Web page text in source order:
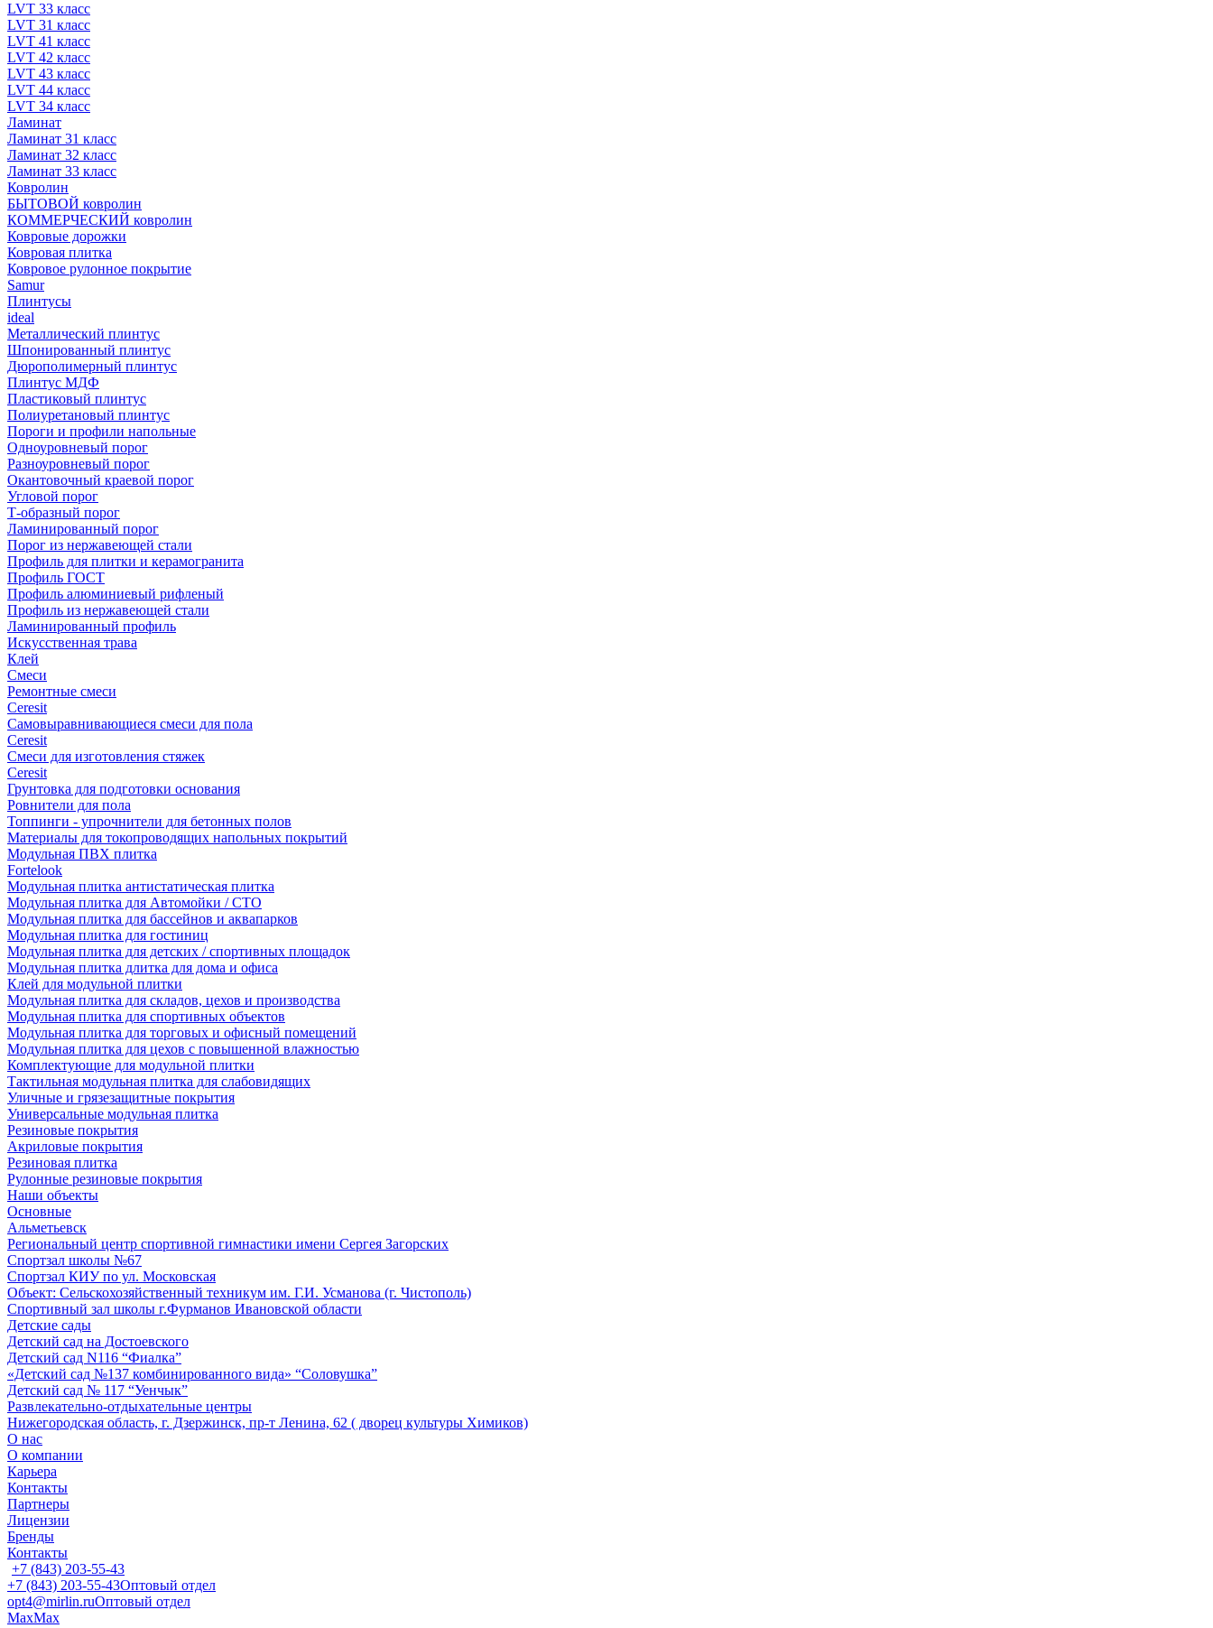
LVT 33 класс
LVT 31 класс
LVT 41 класс
LVT 42 класс
LVT 43 класс
LVT 44 класс
LVT 34 класс
Ламинат
Ламинат 31 класс
Ламинат 32 класс
Ламинат 33 класс
Ковролин
БЫТОВОЙ ковролин
КОММЕРЧЕСКИЙ ковролин
Ковровые дорожки
Ковровая плитка
Ковровое рулонное покрытие
Samur
Плинтусы
ideal
Металлический плинтус
Шпонированный плинтус
Дюрополимерный плинтус
Плинтус МДФ
Пластиковый плинтус
Полиуретановый плинтус
Пороги и профили напольные
Одноуровневый порог
Разноуровневый порог
Окантовочный краевой порог
Угловой порог
Т-образный порог
Ламинированный порог
Порог из нержавеющей стали
Профиль для плитки и керамогранита
Профиль ГОСТ
Профиль алюминиевый рифленый
Профиль из нержавеющей стали
Ламинированный профиль
Искусственная трава
Клей
Смеси
Ремонтные смеси
Ceresit
Самовыравнивающиеся смеси для пола
Ceresit
Смеси для изготовления стяжек
Ceresit
Грунтовка для подготовки основания
Ровнители для пола
Топпинги - упрочнители для бетонных полов
Материалы для токопроводящих напольных покрытий
Модульная ПВХ плитка
Fortelook
Модульная плитка антистатическая плитка
Модульная плитка для Автомойки / СТО
Модульная плитка для бассейнов и аквапарков
Модульная плитка для гостиниц
Модульная плитка для детских / спортивных площадок
Модульная плитка длитка для дома и офиса
Клей для модульной плитки
Модульная плитка для складов, цехов и производства
Модульная плитка для спортивных объектов
Модульная плитка для торговых и офисный помещений
Модульная плитка для цехов с повышенной влажностью
Комплектующие для модульной плитки
Тактильная модульная плитка для слабовидящих
Уличные и грязезащитные покрытия
Универсальные модульная плитка
Резиновые покрытия
Акриловые покрытия
Резиновая плитка
Рулонные резиновые покрытия
Наши объекты
Основные
Альметьевск
Региональный центр спортивной гимнастики имени Сергея Загорских
Спортзал школы №67
Спортзал КИУ по ул. Московская
Объект: Сельскохозяйственный техникум им. Г.И. Усманова (г. Чистополь)
Спортивный зал школы г.Фурманов Ивановской области
Детские сады
Детский сад на Достоевского
Детский сад N116 “Фиалка”
«Детский сад №137 комбинированного вида» “Соловушка”
Детский сад № 117 “Уенчык”
Развлекательно-отдыхательные центры
Нижегородская область, г. Дзержинск, пр-т Ленина, 62 ( дворец культуры Химиков)
О нас
О компании
Карьера
Контакты
Партнеры
Лицензии
Бренды
Контакты
+7 (843) 203-55-43
+7 (843) 203-55-43Оптовый отдел
opt4@mirlin.ruОптовый отдел
MaxMax